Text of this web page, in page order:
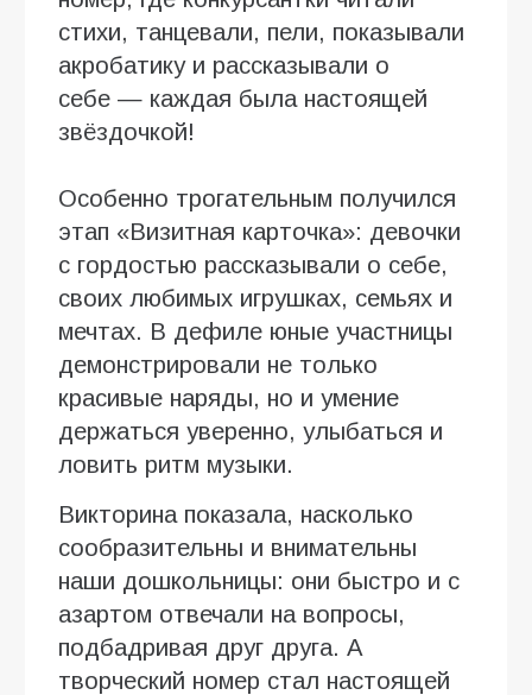
стихи, танцевали, пели, показывали
акробатику и рассказывали о
себе — каждая была настоящей
звёздочкой!
Особенно трогательным получился
этап «Визитная карточка»: девочки
с гордостью рассказывали о себе,
своих любимых игрушках, семьях и
мечтах. В дефиле юные участницы
демонстрировали не только
красивые наряды, но и умение
держаться уверенно, улыбаться и
ловить ритм музыки.
Викторина показала, насколько
сообразительны и внимательны
наши дошкольницы: они быстро и с
азартом отвечали на вопросы,
подбадривая друг друга. А
творческий номер стал настоящей